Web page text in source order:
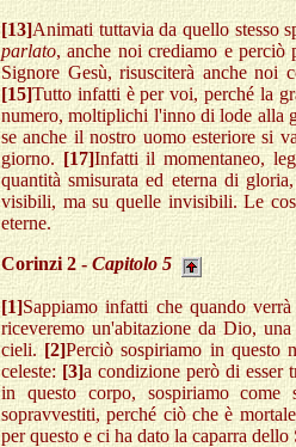
[13]Animati tuttavia da quello stesso
parlato, anche noi crediamo e perciò
Signore Gesù, risusciterà anche
[15]Tutto infatti è per voi, perché la
numero, moltiplichi l'inno di lode alla
se anche il nostro uomo esteriore si
giorno. [17]Infatti il momentaneo,
quantità smisurata ed eterna di
visibili, ma su quelle invisibili. Le
eterne.
Corinzi 2 - Capitolo 5
[1]Sappiamo infatti che quando
riceveremo un'abitazione da Dio,
cieli. [2]Perciò sospiriamo in questo
celeste: [3]a condizione però di
in questo corpo, sospiriamo
sopravvestiti, perché ciò che è
per questo e ci ha dato la caparra dello